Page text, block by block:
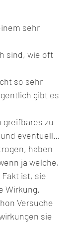
sehr
sind, wie oft
so sehr
gibt es
zu
eventuell…
haben
ja welche,
ist, sie
Wirkung.
Versuche
sie